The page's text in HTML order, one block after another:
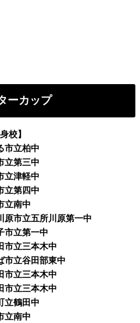
ーカップ
校】
市立柏中
立第三中
立津軽中
第四中
南中
市立五所川原第一中
市立第一中
立三本木中
立谷田部東中
立三本木中
市立三本木中
鶴田中
立南中